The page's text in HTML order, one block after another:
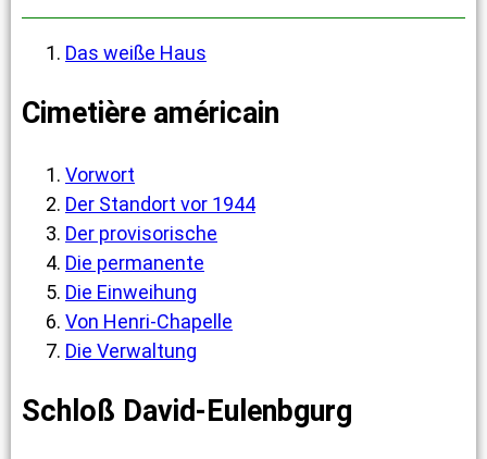
Das weiße Haus
Cimetière américain
Vorwort
Der Standort vor 1944
Der provisorische
Die permanente
Die Einweihung
Von Henri-Chapelle
Die Verwaltung
Schloß David-Eulenbgurg